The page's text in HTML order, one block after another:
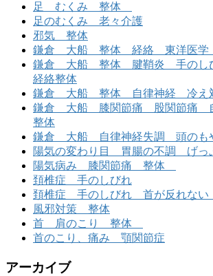
足 むくみ 整体
足のむくみ 老々介護
邪気 整体
鎌倉 大船 整体 経絡 東洋医
鎌倉 大船 整体 腱鞘炎 手のし
経絡整体
鎌倉 大船 整体 自律神経 冷え
鎌倉 大船 膝関節痛 股関節痛
整体
鎌倉 大船 自律神経失調 頭のも
陽気の変わり目 胃腸の不調 げっ
陽気病み 膝関節痛 整体
頚椎症 手のしびれ
頚椎症 手のしびれ 首が反れな
風邪対策 整体
首 肩のこり 整体
首のこり、痛み 顎関節症
アーカイブ